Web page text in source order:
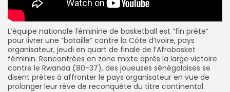
L’équipe nationale féminine de basketball est ”fin prête”
pour livrer une ”bataille” contre la Côte d’Ivoire, pays
organisateur, jeudi en quart de finale de l’Afrobasket
féminin. Rencontrées en zone mixte après la large victoire
contre le Rwanda (80-37), des joueuses sénégalaises se
disent prêtes à affronter le pays organisateur en vue de
prolonger leur rêve de reconquête du titre continental.